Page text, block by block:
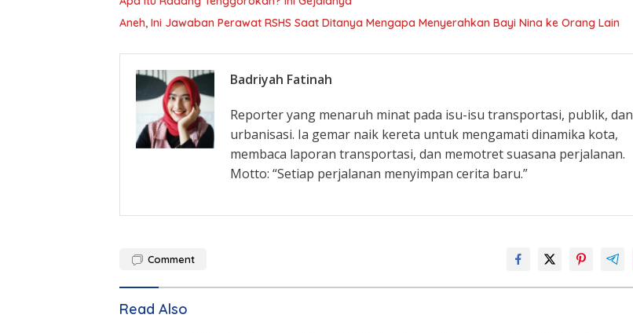
Aneh, Ini Jawaban Perawat RSHS Saat Ditanya Mengapa Menyerahkan Bayi Nina ke Orang Lain
Badriyah Fatinah
Reporter yang menaruh minat pada isu-isu transportasi, publik, dan
urbanisasi. Ia gemar naik kereta untuk mengamati dinamika kota,
membaca laporan transportasi, dan memotret suasana perjalanan.
Motto: “Setiap perjalanan menyimpan cerita baru.”
Comment
Read Also